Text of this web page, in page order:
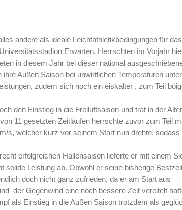
andere als ideale Leichtathletikbedingungen für das
Erwarten. Herrschten im Vorjahr
in diesem Jahr bei dieser national
Außen Saison bei unwirtlichen Temperaturen
zudem sich noch ein eiskalter , zum Teil
den Einstieg in die Freiluftsaison und trat in der
11 gesetzten Zeitläufen herrschte zuvor zum Teil
s, welcher kurz vor seinem Start nun drehte, sodass
erfolgreichen Hallensaison lieferte er mit einem
solide Leistung ab. Obwohl er seine bisherige
doch nicht ganz zufrieden, da er am Start aus
der Gegenwind eine noch bessere Zeit vereitelt
als Einstieg in die Außen Saison trotzdem als